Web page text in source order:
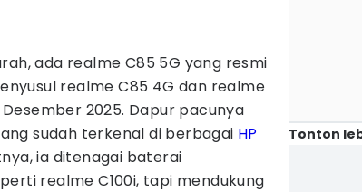
ada realme C85 5G yang resmi
realme C85 4G dan realme
2025. Dapur pacunya
sudah terkenal di berbagai HP
ia ditenagai baterai
realme C100i, tapi mendukung
Tonton